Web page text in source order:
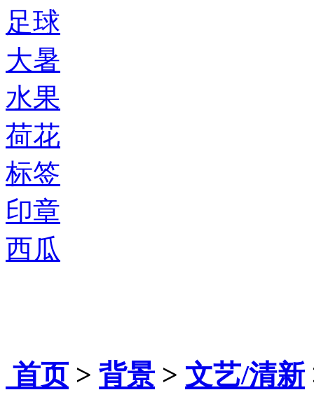
足球
大暑
水果
荷花
标签
印章
西瓜
首页> 背景 > 文艺/清新